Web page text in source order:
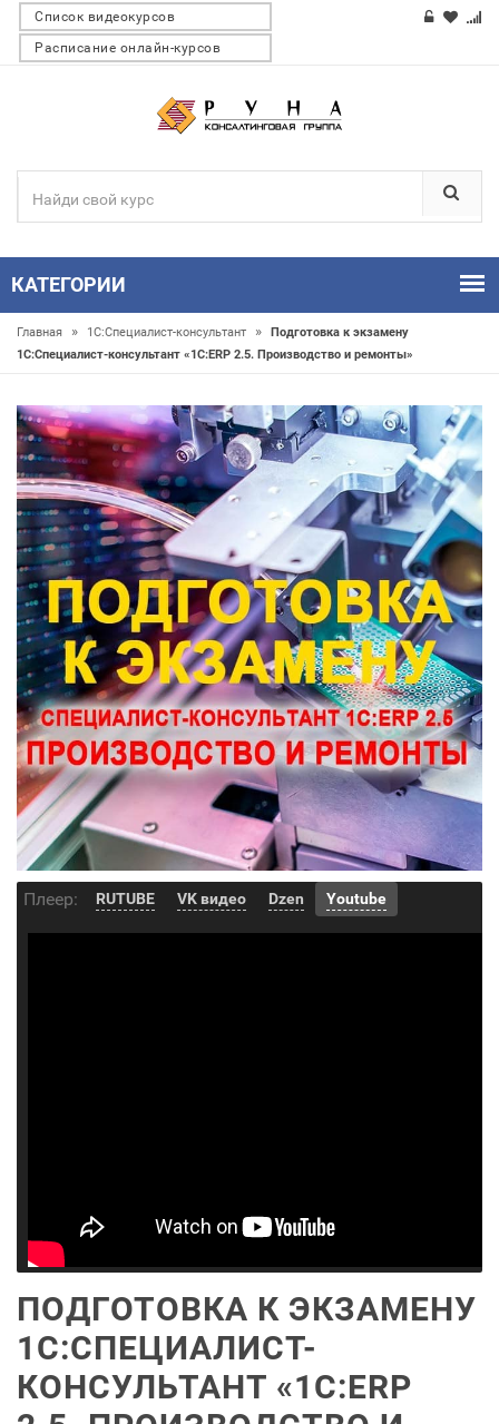
Список видеокурсов
Расписание онлайн-курсов
КАТЕГОРИИ
Главная » 1С:Специалист-консультант »
Подготовка к экзамену
1С:Специалист-консультант «1С:ERP 2.5. Производство и ремонты»
Плеер: RUTUBE VK видео Dzen Youtube
ПОДГОТОВКА К ЭКЗАМЕНУ
1С:СПЕЦИАЛИСТ-
КОНСУЛЬТАНТ «1С:ERP